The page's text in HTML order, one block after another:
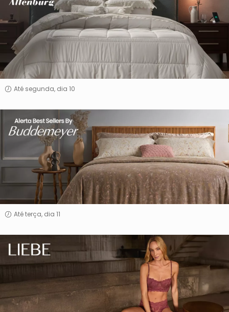
Fios
e
Acetinados
Altenburg
Até segunda, dia 10
Alerta
Best
By
Buddemeyer
Até terça, dia 11
Liebe